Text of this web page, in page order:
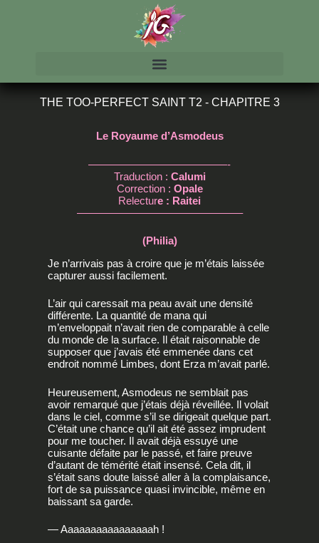
THE TOO-PERFECT SAINT T2 - CHAPITRE 3
Le Royaume d’Asmodeus
—————————————-
Traduction : Calumi
Correction : Opale
Relecture : Raitei
———————————————–
(Philia)
Je n’arrivais pas à croire que je m’étais laissée
capturer aussi facilement.
L’air qui caressait ma peau avait une densité
différente. La quantité de mana qui
m’enveloppait n’avait rien de comparable à celle
du monde de la surface. Il était raisonnable de
supposer que j’avais été emmenée dans cet
endroit nommé Limbes, dont Erza m’avait parlé.
Heureusement, Asmodeus ne semblait pas
avoir remarqué que j’étais déjà réveillée. Il volait
dans le ciel, comme s’il se dirigeait quelque part.
C’était une chance qu’il ait été assez imprudent
pour me toucher. Il avait déjà essuyé une
cuisante défaite par le passé, et faire preuve
d’autant de témérité était insensé. Cela dit, il
s’était sans doute laissé aller à la complaisance,
fort de sa puissance quasi invincible, même en
baissant sa garde.
— Aaaaaaaaaaaaaaaah !